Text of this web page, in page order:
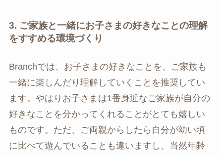
3. ご家族と一緒にお子さまの好きなことの理解
をすすめる環境づくり
Branchでは、お子さまの好きなことを、ご家族も
一緒に楽しんだり理解していくことを推奨してい
ます。やはりお子さまは1番身近なご家族が自分の
好きなことを分かってくれることがとても嬉しい
ものです。ただ、ご両親からしたら自分が幼い頃
に比べて遊んでいることも違いますし、当然年齢